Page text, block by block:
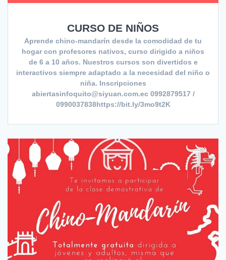
CURSO DE NIÑOS
Aprende chino-mandarín desde la comodidad de tu
hogar con profesores nativos, curso dirigido a niños
de 6 a 10 años. Nuestros cursos son divertidos e
interactivos siempre adaptado a la necesidad del niño o
niña. Inscripciones
abiertasinfoquito@siyuan.com.ec 0992879517 /
0990037838https://bit.ly/3mo9t2K